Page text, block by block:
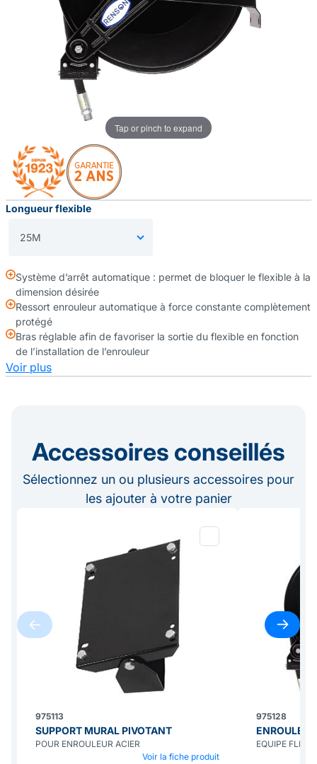
Tap or pinch to expand
Système d’arrêt automatique : permet de bloquer le flexible à la
dimension désirée
Ressort enrouleur automatique à force constante complètement
protégé
Bras réglable afin de favoriser la sortie du flexible en fonction
de l’installation de l’enrouleur
Voir plus
Longueur flexible
Accessoires conseillés
Sélectionnez un ou plusieurs accessoires pour
les ajouter à votre panier
975113
SUPPORT MURAL PIVOTANT
POUR ENROULEUR ACIER
Voir la fiche produit
975128
EQUIPE